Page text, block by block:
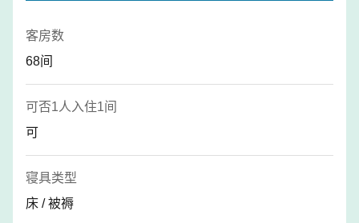
客房数
68间
可否1人入住1间
可
寝具类型
床 / 被褥